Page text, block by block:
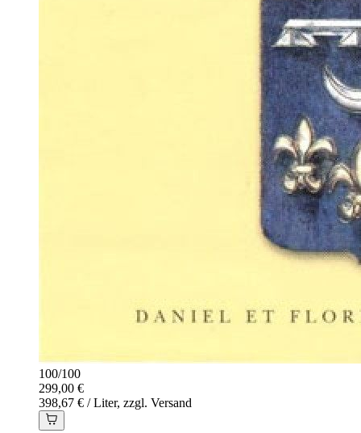
100/100
299,00 €
398,67 € / Liter, zzgl. Versand